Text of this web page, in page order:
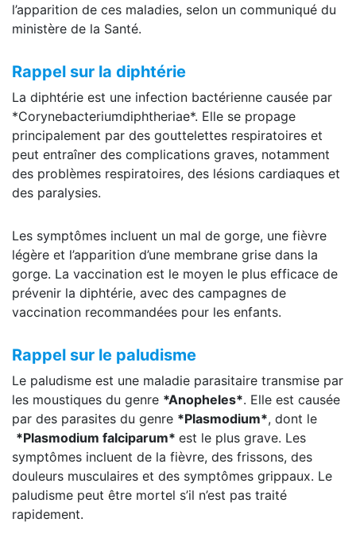
l’apparition de ces maladies, selon un communiqué du
ministère de la Santé.
Rappel sur la diphtérie
La diphtérie est une infection bactérienne causée par
*Corynebacteriumdiphtheriae*. Elle se propage
principalement par des gouttelettes respiratoires et
peut entraîner des complications graves, notamment
des problèmes respiratoires, des lésions cardiaques et
des paralysies.
Les symptômes incluent un mal de gorge, une fièvre
légère et l’apparition d’une membrane grise dans la
gorge. La vaccination est le moyen le plus efficace de
prévenir la diphtérie, avec des campagnes de
vaccination recommandées pour les enfants.
Rappel sur le paludisme
Le paludisme est une maladie parasitaire transmise par
les moustiques du genre *Anopheles*. Elle est causée
par des parasites du genre *Plasmodium*, dont le
*Plasmodium falciparum* est le plus grave. Les
symptômes incluent de la fièvre, des frissons, des
douleurs musculaires et des symptômes grippaux. Le
paludisme peut être mortel s’il n’est pas traité
rapidement.